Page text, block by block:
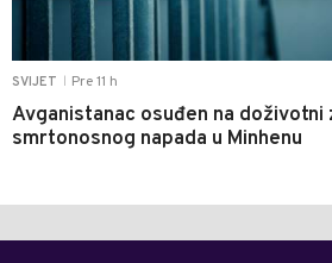
SVIJET Pre 11 h
Avganistanac osuđen na
smrtonosnog napada u Minhenu